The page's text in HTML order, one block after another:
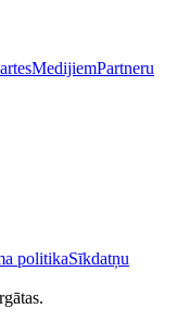
MedijiemPartneru
politikaSīkdatņu